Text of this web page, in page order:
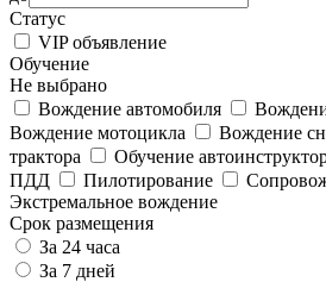
Статус
VIP объявление
Обучение
Не выбрано
Вождение автомобиля
Вождение мотоцикла
Вождение
трактора
Обучение
ПДД
Пилотирование
Экстремальное вождение
Срок размещения
За 24 часа
За 7 дней